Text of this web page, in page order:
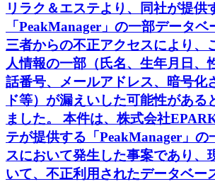
リラク＆エステより、同社が提供
「PeakManager」の一部データ
三者からの不正アクセスにより、
人情報の一部（氏名、生年月日、
話番号、メールアドレス、暗号化
ド等）が漏えいした可能性がある
ました。 本件は、株式会社
テが提供する「PeakManager」の
スにおいて発生した事案であり、
いて、不正利用されたデータベー